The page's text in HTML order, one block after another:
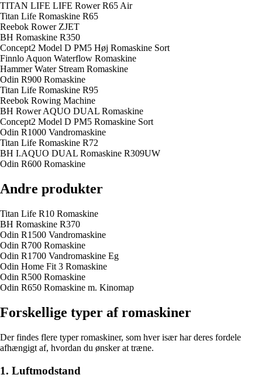
TITAN LIFE LIFE Rower R65 Air
Titan Life Romaskine R65
Reebok Rower ZJET
BH Romaskine R350
Concept2 Model D PM5 Høj Romaskine Sort
Finnlo Aquon Waterflow Romaskine
Hammer Water Stream Romaskine
Odin R900 Romaskine
Titan Life Romaskine R95
Reebok Rowing Machine
BH Rower AQUO DUAL Romaskine
Concept2 Model D PM5 Romaskine Sort
Odin R1000 Vandromaskine
Titan Life Romaskine R72
BH I.AQUO DUAL Romaskine R309UW
Odin R600 Romaskine
Andre produkter
Titan Life R10 Romaskine
BH Romaskine R370
Odin R1500 Vandromaskine
Odin R700 Romaskine
Odin R1700 Vandromaskine Eg
Odin Home Fit 3 Romaskine
Odin R500 Romaskine
Odin R650 Romaskine m. Kinomap
Forskellige typer af romaskiner
Der findes flere typer romaskiner, som hver især har deres fordele
afhængigt af, hvordan du ønsker at træne.
1. Luftmodstand